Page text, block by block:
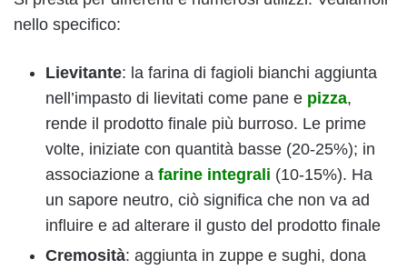
nello specifico:
Lievitante: la farina di fagioli bianchi aggiunta
nell’impasto di lievitati come pane e pizza,
rende il prodotto finale più burroso. Le prime
volte, iniziate con quantità basse (20-25%); in
associazione a farine integrali (10-15%). Ha
un sapore neutro, ciò significa che non va ad
influire e ad alterare il gusto del prodotto finale
Cremosità: aggiunta in zuppe e sughi, dona